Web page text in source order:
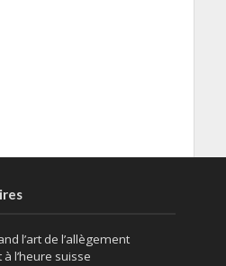
l’art de l’allègement
l’heure suisse